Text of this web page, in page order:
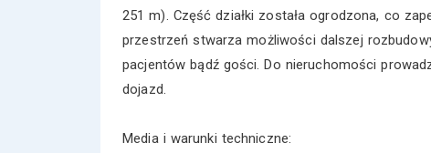
251 m). Część działki została ogrodzona, co
przestrzeń stwarza możliwości dalszej
pacjentów bądź gości. Do nieruchomości
dojazd.
Media i warunki techniczne: